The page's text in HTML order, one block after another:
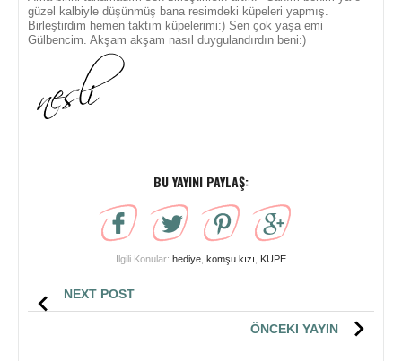
güzel kalbiyle düşünmüş bana resimdeki küpeleri yapmış.
Birleştirdim hemen taktım küpelerimi:) Sen çok yaşa emi
Gülbencim. Akşam akşam nasıl duygulandırdın beni:)
BU YAYINI PAYLAŞ:
İlgili Konular: hediye komşu kızı KÜPE
NEXT POST
ÖNCEKI YAYIN